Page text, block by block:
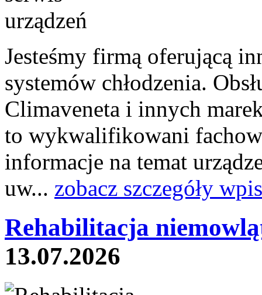
Jesteśmy firmą oferującą
systemów chłodzenia.
Climaveneta i innych
to wykwalifikowani
informacje na temat
uw... zobacz szczegóły
Rehabilitacja
13.07.2026